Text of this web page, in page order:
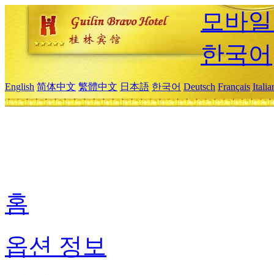
모바
한국어
English 简体中文 繁體中文 日本語 한국어 Deutsch Français
홈
옵션 정보